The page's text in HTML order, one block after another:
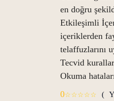
en doğru
Etkileşimli
içeriklerden
telaffuzlarını
Tecvid
Okuma
0
(